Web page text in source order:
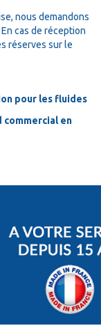
nous demandons
En cas de réception
réserves sur le
pour les fluides
en